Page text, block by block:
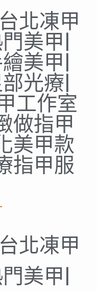
北凍甲
美甲|
美甲|
光療|
工作室
做指甲
美甲款
指甲服
北凍甲
美甲|